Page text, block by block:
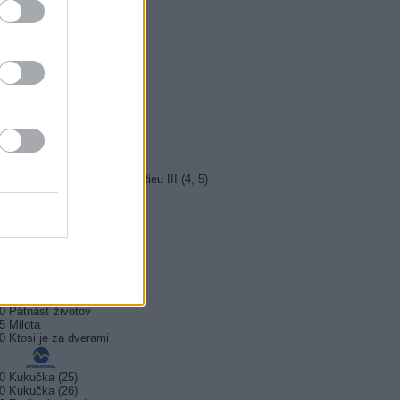
Kriminálka Miami VIII (13)
Máme rádi Česko
Ano, šéfe!
Police Story: V pasti
Maigret (36)
Vítejte ve světě Andrého Rieu III (4, 5)
Emmanuella (2)
Pätnásť životov
Milota
Ktosi je za dverami
Kukučka (25)
Kukučka (26)